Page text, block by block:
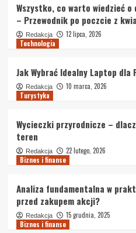
Wszystko, co warto wiedzieć
– Przewodnik po poczcie z
Redakcja
12 lipca, 2026
Technologia
Jak Wybrać Idealny Laptop dla
Redakcja
10 marca, 2026
Turystyka
Wycieczki przyrodnicze –
teren
Redakcja
22 lutego, 2026
Biznes i finanse
Analiza fundamentalna w
przed zakupem akcji?
Redakcja
15 grudnia, 2025
Biznes i finanse